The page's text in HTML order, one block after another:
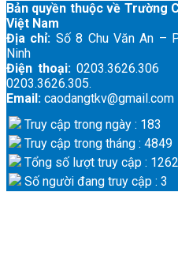
Bản quyền thuộc về Trường
Việt Nam
Địa chỉ: Số 8 Chu Văn An –
Ninh
Điện thoại:
0203.3626.305.
Email: caodangtkv@gmail.com
Truy cập trong ngày : 183
Truy cập trong tháng : 4849
Tổng số lượt truy cập :
Số người đang truy cập : 3